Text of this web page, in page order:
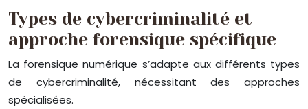
Types de cybercriminalité et
approche forensique spécifique
La forensique numérique s’adapte aux différents types
de cybercriminalité, nécessitant des approches
spécialisées.